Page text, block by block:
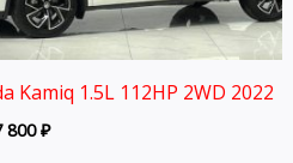
Kamiq 1.5L 112HP 2WD 2022
800₽